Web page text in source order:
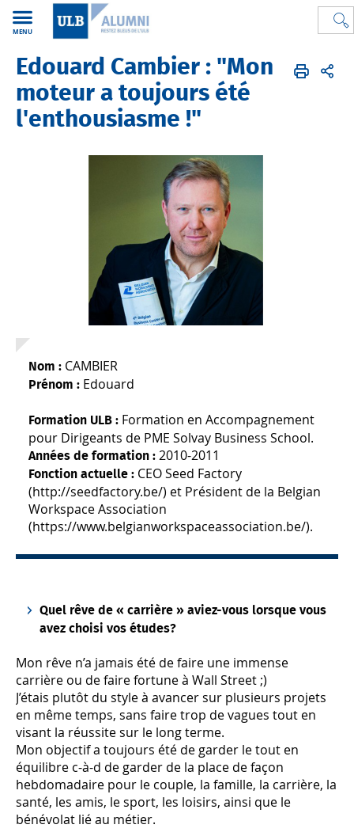
MENU
Alumni de l'ULB FR Alumni
Instantanés
Solvay Brussels School of Economics and Management
Edouard Cambier : "Mon
moteur a toujours été
l'enthousiasme !"
Nom : CAMBIER
Prénom : Edouard
Formation ULB : Formation en Accompagnement
pour Dirigeants de PME Solvay Business School.
Années de formation : 2010-2011
Fonction actuelle : CEO Seed Factory
(http://seedfactory.be/) et Président de la Belgian
Workspace Association
(https://www.belgianworkspaceassociation.be/).
Quel rêve de « carrière » aviez-vous lorsque vous
avez choisi vos études?
Mon rêve n’a jamais été de faire une immense
carrière ou de faire fortune à Wall Street ;)
J’étais plutôt du style à avancer sur plusieurs projets
en même temps, sans faire trop de vagues tout en
visant la réussite sur le long terme.
Mon objectif a toujours été de garder le tout en
équilibre c-à-d de garder de la place de façon
hebdomadaire pour le couple, la famille, la carrière, la
santé, les amis, le sport, les loisirs, ainsi que le
bénévolat lié au métier.